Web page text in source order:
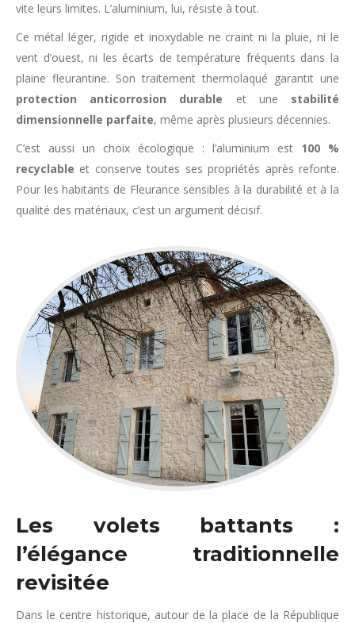
vite leurs limites. L’aluminium, lui, résiste à tout.
Ce métal léger, rigide et inoxydable ne craint ni la pluie, ni le
vent d’ouest, ni les écarts de température fréquents dans la
plaine fleurantine. Son traitement thermolaqué garantit une
protection anticorrosion durable et une stabilité
dimensionnelle parfaite, même après plusieurs décennies.
C’est aussi un choix écologique : l’aluminium est 100 %
recyclable et conserve toutes ses propriétés après refonte.
Pour les habitants de Fleurance sensibles à la durabilité et à la
qualité des matériaux, c’est un argument décisif.
Les volets battants :
l’élégance traditionnelle
revisitée
Dans le centre historique, autour de la place de la République